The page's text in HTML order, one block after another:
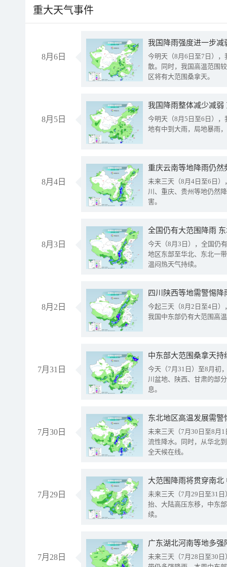
重大天气事件
8月6日
今明天（8月6日至7日）
散。同时，我国高温范围
区将有大范围桑拿天。
8月5日
我国降雨整体减少减弱
今明天（8月5日至6日）
地有中到大雨，局地暴雨
8月4日
重庆云南等地降雨仍然
未来三天（8月4日至6日
川、重庆、贵州等地仍然
害。
8月3日
全国仍有大范围降雨
今天（8月3日），全国仍
地区东部至华北、东北一
温闷热天气持续。
8月2日
今起三天（8月2日至4日
我国中东部仍有大范围高
7月31日
中东部大范围桑拿天
今天（7月31日）至8月初
川盆地、陕西、甘肃的部
息。
7月30日
东北地区高温发展需
未来三天（7月30日至8月
流性降水。同时，从华北
全天候在线。
7月29日
大范围降雨将贯穿南
未来三天（7月29日至31
抬、大陆高压东移，中东
续。
7月28日
广东湖北河南等地多
未来三天（7月28日至30